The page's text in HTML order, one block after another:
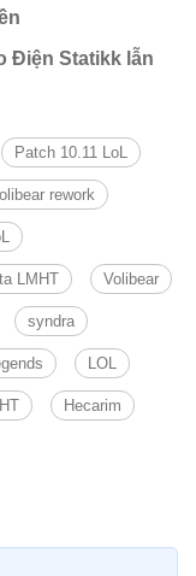
Điện Statikk lẫn
Patch 10.11 LoL
rework
LMHT Volibear
syndra
LOL
Hecarim